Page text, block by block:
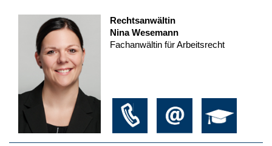
Rechtsanwältin
Nina Wesemann
Fachanwältin für Arbeitsrecht